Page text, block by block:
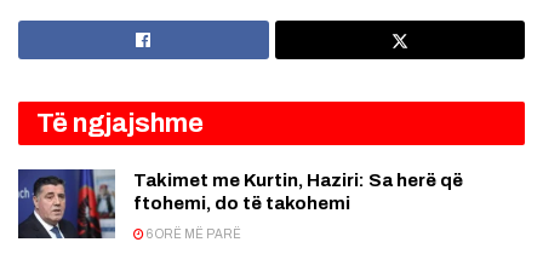
Të ngjajshme
Takimet me Kurtin, Haziri: Sa herë që
ftohemi, do të takohemi
6 ORË MË PARË